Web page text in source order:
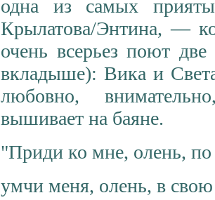
одна из самых
Крылатова/Энтина, —
очень всерьез поют
вкладыше): Вика и
любовно,
вышивает на баяне.
"Приди ко мне, олень,
умчи меня, олень, в